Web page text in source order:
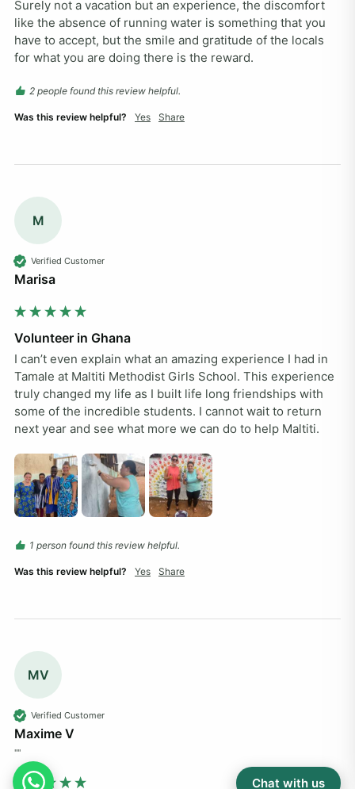
Surely not a vacation but an experience, the discomfort
like the absence of running water is something that you
have to accept, but the smile and gratitude of the locals
for what you are doing there is the reward.
2 people found this review helpful.
Was this review helpful? Yes Share
M
Verified Customer
Marisa
Volunteer in Ghana
I can’t even explain what an amazing experience I had in
Tamale at Maltiti Methodist Girls School. This experience
truly changed my life as I built life long friendships with
some of the incredible students. I cannot wait to return
next year and see what more we can do to help Maltiti.
1 person found this review helpful.
Was this review helpful? Yes Share
MV
Verified Customer
Maxime V
""
Chat with us